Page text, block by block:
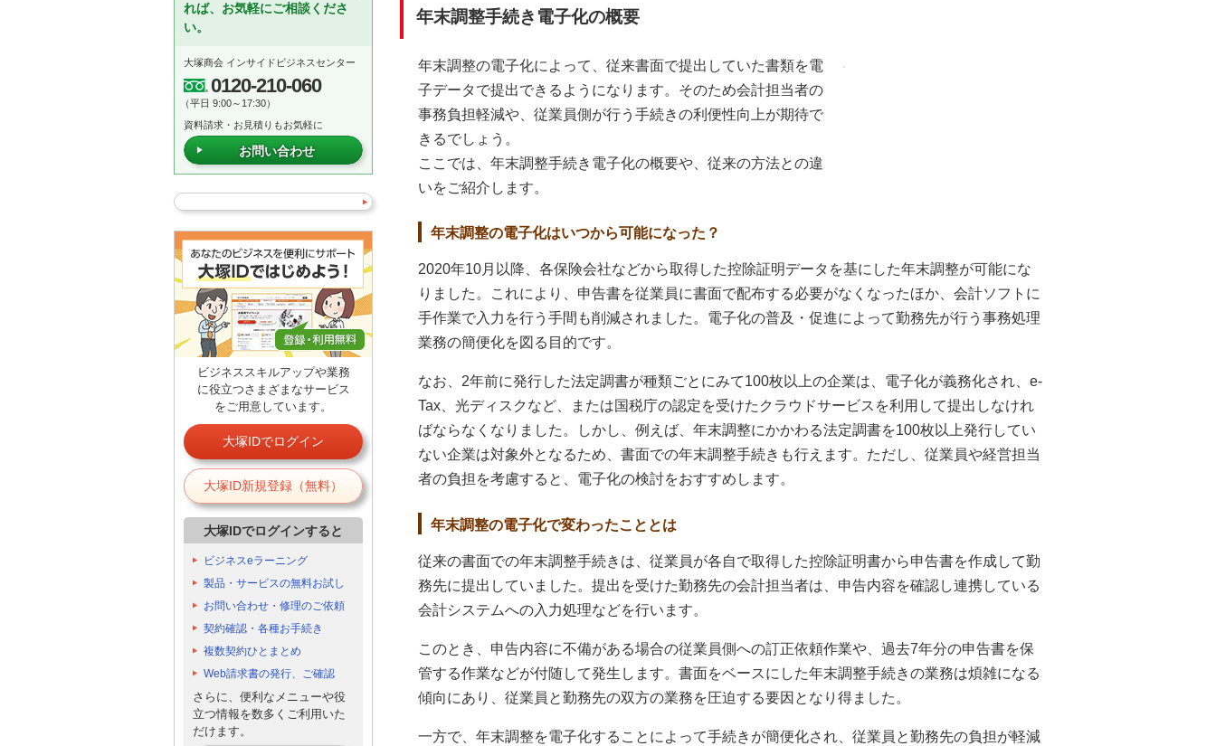
年末調整手続き電子化の概要
年末調整の電子化によって、従来書面で提出していた書類を電
子データで提出できるようになります。そのため会計担当者の
事務負担軽減や、従業員側が行う手続きの利便性向上が期待で
きるでしょう。
ここでは、年末調整手続き電子化の概要や、従来の方法との違
いをご紹介します。
年末調整の電子化はいつから可能になった？
2020年10月以降、各保険会社などから取得した控除証明データを基にした年末調整が可能にな
りました。これにより、申告書を従業員に書面で配布する必要がなくなったほか、会計ソフトに
手作業で入力を行う手間も削減されました。電子化の普及・促進によって勤務先が行う事務処理
業務の簡便化を図る目的です。
なお、2年前に発行した法定調書が種類ごとにみて100枚以上の企業は、電子化が義務化され、e-
Tax、光ディスクなど、または国税庁の認定を受けたクラウドサービスを利用して提出しなけれ
ばならなくなりました。しかし、例えば、年末調整にかかわる法定調書を100枚以上発行してい
ない企業は対象外となるため、書面での年末調整手続きも行えます。ただし、従業員や経営担当
者の負担を考慮すると、電子化の検討をおすすめします。
年末調整の電子化で変わったこととは
従来の書面での年末調整手続きは、従業員が各自で取得した控除証明書から申告書を作成して勤
務先に提出していました。提出を受けた勤務先の会計担当者は、申告内容を確認し連携している
会計システムへの入力処理などを行います。
このとき、申告内容に不備がある場合の従業員側への訂正依頼作業や、過去7年分の申告書を保
管する作業などが付随して発生します。書面をベースにした年末調整手続きの業務は煩雑になる
傾向にあり、従業員と勤務先の双方の業務を圧迫する要因となり得ました。
一方で、年末調整を電子化することによって手続きが簡便化され、従業員と勤務先の負担が軽減
れば、お気軽にご相談くださ
い。
大塚商会 インサイドビジネスセンター
0120-210-060
（平日 9:00～17:30）
資料請求・お見積りもお気軽に
お問い合わせ
ビジネススキルアップや業務
に役立つさまざまなサービス
をご用意しています。
大塚IDでログイン
大塚ID新規登録（無料）
大塚IDでログインすると
ビジネスeラーニング
製品・サービスの無料お試し
お問い合わせ・修理のご依頼
契約確認・各種お手続き
複数契約ひとまとめ
Web請求書の発行、ご確認
さらに、便利なメニューや役
立つ情報を数多くご利用いた
だけます。